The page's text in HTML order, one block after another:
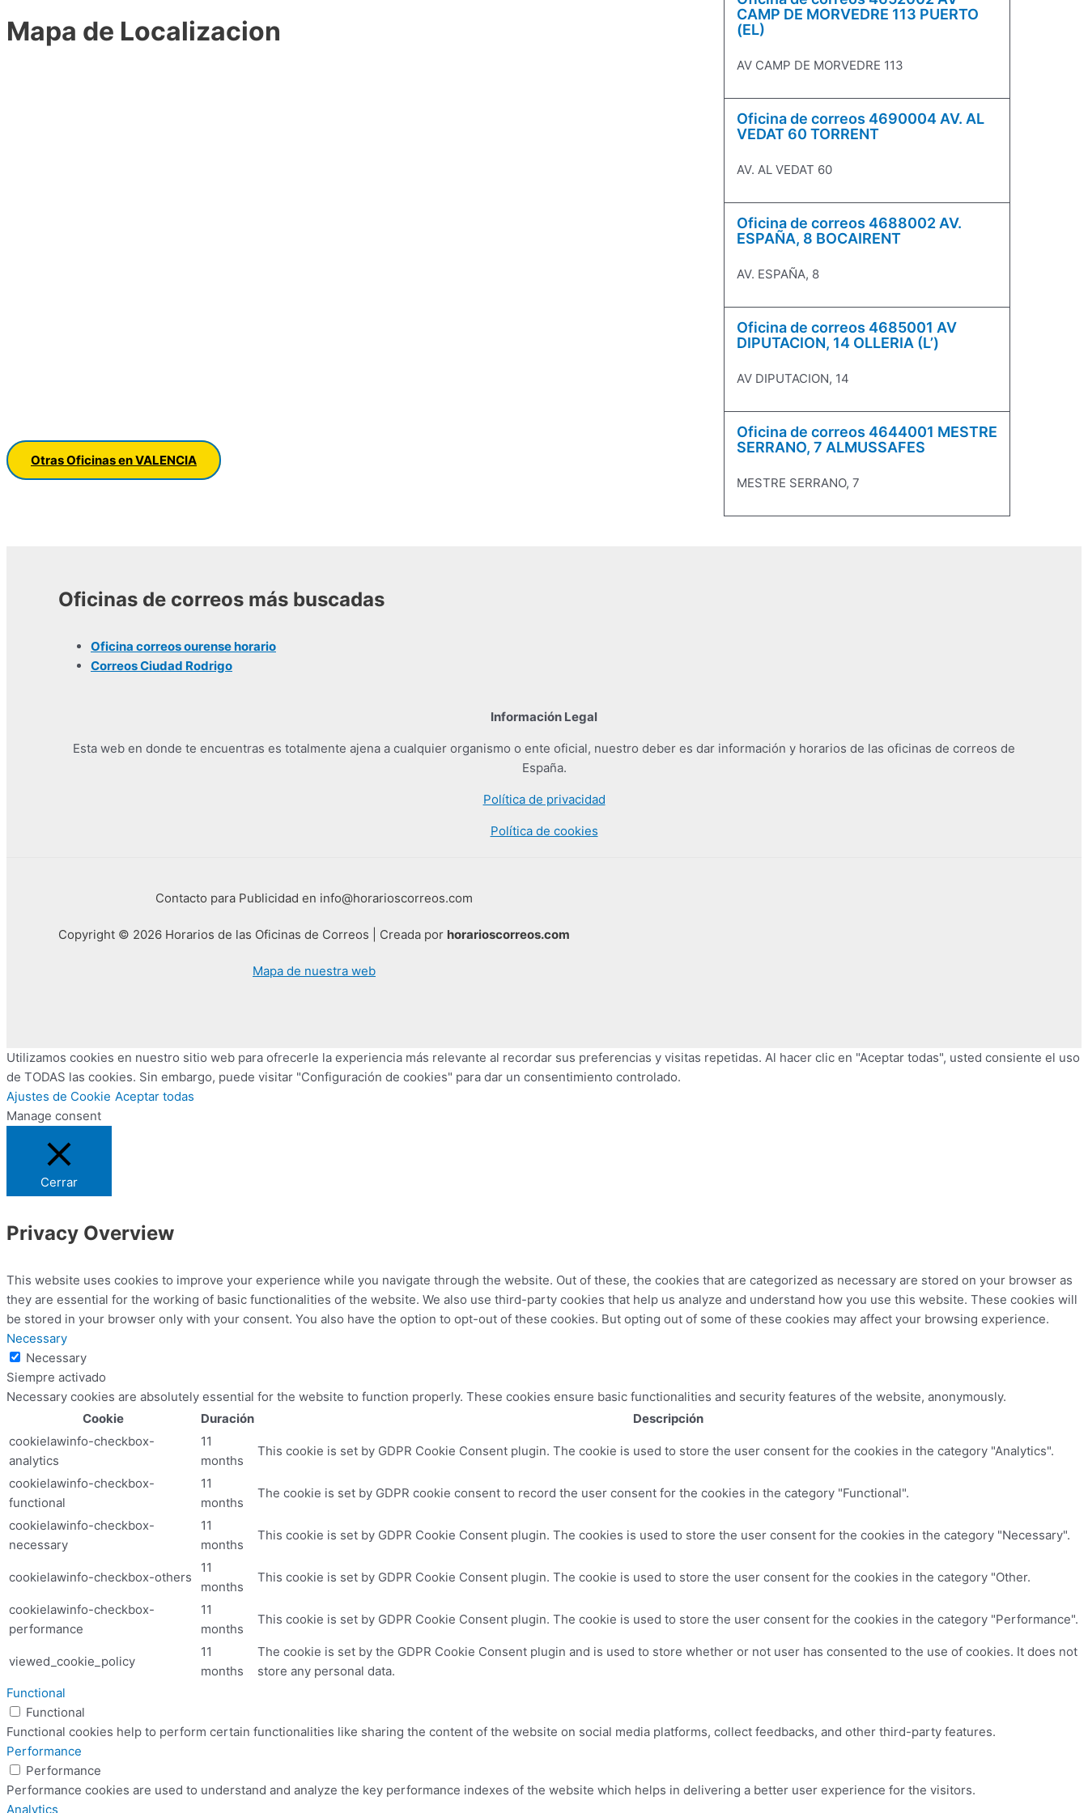
Mapa de Localizacion
Otras Oficinas en VALENCIA
CAMP DE MORVEDRE 113 PUERTO
(EL)
AV CAMP DE MORVEDRE 113
Oficina de correos 4690004 AV. AL
VEDAT 60 TORRENT
AV. AL VEDAT 60
Oficina de correos 4688002 AV.
ESPAÑA, 8 BOCAIRENT
AV. ESPAÑA, 8
Oficina de correos 4685001 AV
DIPUTACION, 14 OLLERIA (L’)
AV DIPUTACION, 14
Oficina de correos 4644001 MESTRE
SERRANO, 7 ALMUSSAFES
MESTRE SERRANO, 7
Oficinas de correos más buscadas
Oficina correos ourense horario
Correos Ciudad Rodrigo
Información Legal
Esta web en donde te encuentras es totalmente ajena a cualquier organismo o ente oficial, nuestro deber es dar información y horarios de las oficinas de correos de
España.
Política de privacidad
Política de cookies
Contacto para Publicidad en info@horarioscorreos.com
Copyright © 2026 Horarios de las Oficinas de Correos | Creada por horarioscorreos.com
Mapa de nuestra web
Utilizamos cookies en nuestro sitio web para ofrecerle la experiencia más relevante al recordar sus preferencias y visitas repetidas. Al hacer clic en "Aceptar todas", usted consiente el uso
de TODAS las cookies. Sin embargo, puede visitar "Configuración de cookies" para dar un consentimiento controlado.
Ajustes de Cookie Aceptar todas
Manage consent
Cerrar
Privacy Overview
This website uses cookies to improve your experience while you navigate through the website. Out of these, the cookies that are categorized as necessary are stored on your browser as
they are essential for the working of basic functionalities of the website. We also use third-party cookies that help us analyze and understand how you use this website. These cookies will
be stored in your browser only with your consent. You also have the option to opt-out of these cookies. But opting out of some of these cookies may affect your browsing experience.
Necessary
Necessary
Siempre activado
Necessary cookies are absolutely essential for the website to function properly. These cookies ensure basic functionalities and security features of the website, anonymously.
Cookie
Duración
Descripción
cookielawinfo-checkbox-
analytics
11
months
This cookie is set by GDPR Cookie Consent plugin. The cookie is used to store the user consent for the cookies in the category "Analytics".
cookielawinfo-checkbox-
functional
11
months
The cookie is set by GDPR cookie consent to record the user consent for the cookies in the category "Functional".
cookielawinfo-checkbox-
necessary
11
months
This cookie is set by GDPR Cookie Consent plugin. The cookies is used to store the user consent for the cookies in the category "Necessary".
cookielawinfo-checkbox-others
11
months
This cookie is set by GDPR Cookie Consent plugin. The cookie is used to store the user consent for the cookies in the category "Other.
cookielawinfo-checkbox-
performance
11
months
This cookie is set by GDPR Cookie Consent plugin. The cookie is used to store the user consent for the cookies in the category "Performance".
viewed_cookie_policy
11
months
The cookie is set by the GDPR Cookie Consent plugin and is used to store whether or not user has consented to the use of cookies. It does not
store any personal data.
Functional
Functional
Functional cookies help to perform certain functionalities like sharing the content of the website on social media platforms, collect feedbacks, and other third-party features.
Performance
Performance
Performance cookies are used to understand and analyze the key performance indexes of the website which helps in delivering a better user experience for the visitors.
Analytics